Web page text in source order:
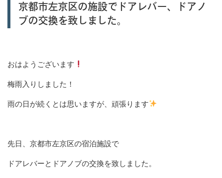
京都市左京区の施設でドアレバー、ドアノ
ブの交換を致しました。
おはようございます
梅雨入りしました！
雨の日が続くとは思いますが、頑張ります
先日、京都市左京区の宿泊施設で
ドアレバーとドアノブの交換を致しました。